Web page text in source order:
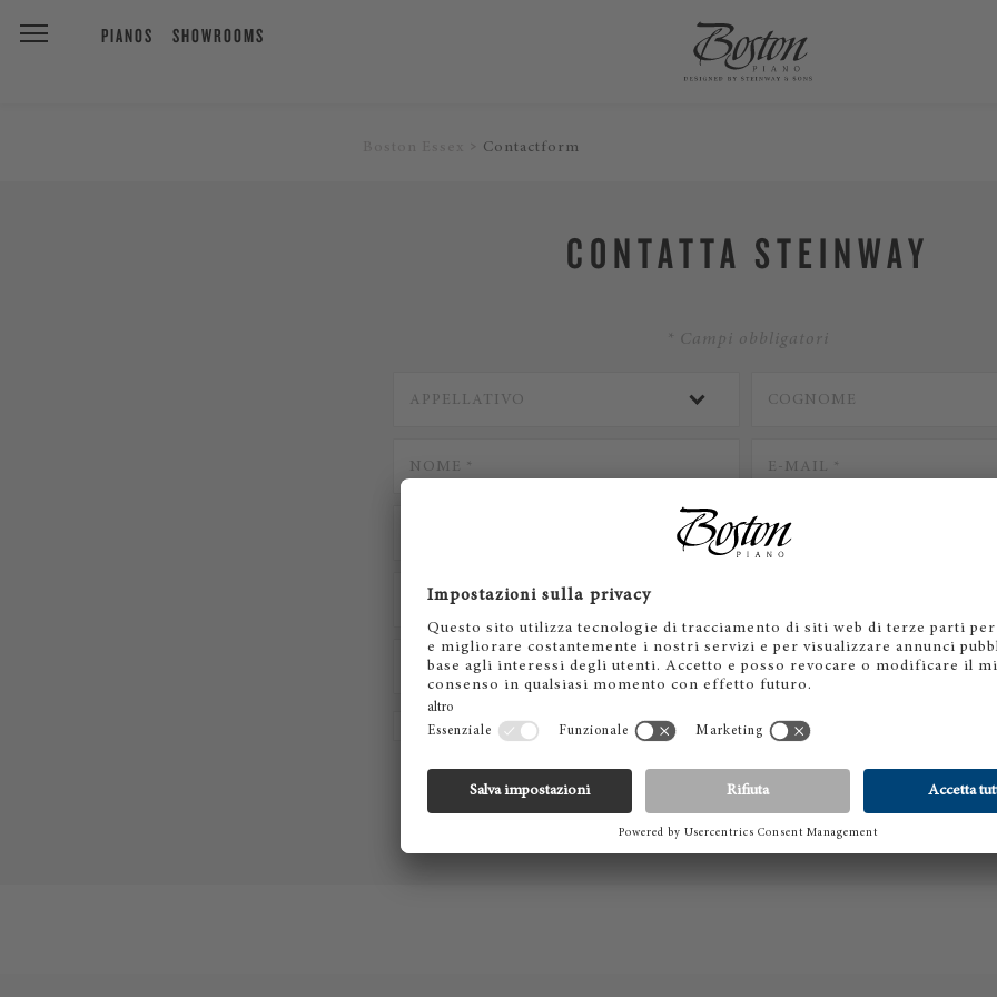
PIANOS SHOWROOMS
Contactform
CONTATTA STEINWAY
* Campi obbligatori
Ho letto le Termini econdizioni legali.*
INVIA